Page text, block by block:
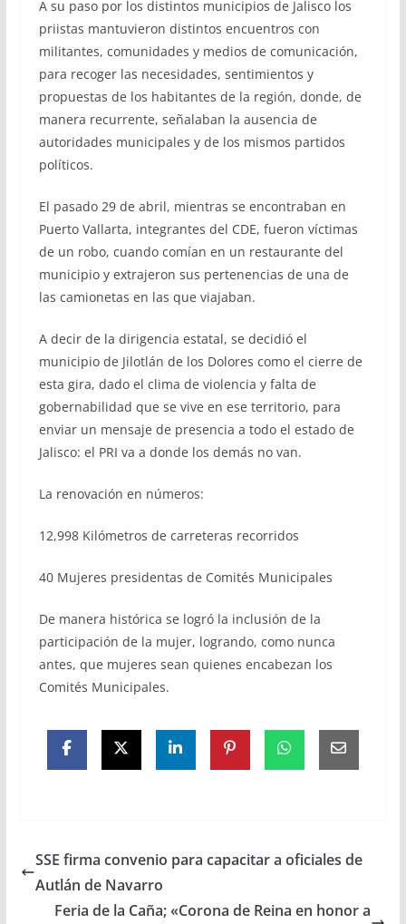
A su paso por los distintos municipios de Jalisco los
priistas mantuvieron distintos encuentros con
militantes, comunidades y medios de comunicación,
para recoger las necesidades, sentimientos y
propuestas de los habitantes de la región, donde, de
manera recurrente, señalaban la ausencia de
autoridades municipales y de los mismos partidos
políticos.
El pasado 29 de abril, mientras se encontraban en
Puerto Vallarta, integrantes del CDE, fueron víctimas
de un robo, cuando comían en un restaurante del
municipio y extrajeron sus pertenencias de una de
las camionetas en las que viajaban.
A decir de la dirigencia estatal, se decidió el
municipio de Jilotlán de los Dolores como el cierre de
esta gira, dado el clima de violencia y falta de
gobernabilidad que se vive en ese territorio, para
enviar un mensaje de presencia a todo el estado de
Jalisco: el PRI va a donde los demás no van.
La renovación en números:
12,998 Kilómetros de carreteras recorridos
40 Mujeres presidentas de Comités Municipales
De manera histórica se logró la inclusión de la
participación de la mujer, logrando, como nunca
antes, que mujeres sean quienes encabezan los
Comités Municipales.
SSE firma convenio para capacitar a oficiales de
Autlán de Navarro
Feria de la Caña; «Corona de Reina en honor a